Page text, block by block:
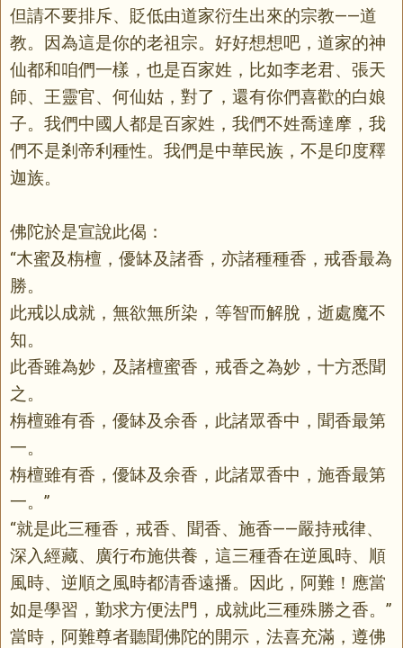
但請不要排斥、貶低由道家衍生出來的宗教——道
教。因為這是你的老祖宗。好好想想吧，道家的神
仙都和咱們一樣，也是百家姓，比如李老君、張天
師、王靈官、何仙姑，對了，還有你們喜歡的白娘
子。我們中國人都是百家姓，我們不姓喬達摩，我
們不是剎帝利種性。我們是中華民族，不是印度釋
迦族。
佛陀於是宣說此偈：
“木蜜及栴檀，優缽及諸香，亦諸種種香，戒香最為
勝。
此戒以成就，無欲無所染，等智而解脫，逝處魔不
知。
此香雖為妙，及諸檀蜜香，戒香之為妙，十方悉聞
之。
栴檀雖有香，優缽及余香，此諸眾香中，聞香最第
一。
栴檀雖有香，優缽及余香，此諸眾香中，施香最第
一。”
“就是此三種香，戒香、聞香、施香——嚴持戒律、
深入經藏、廣行布施供養，這三種香在逆風時、順
風時、逆順之風時都清香遠播。因此，阿難！應當
如是學習，勤求方便法門，成就此三種殊勝之香。”
當時，阿難尊者聽聞佛陀的開示，法喜充滿，遵佛